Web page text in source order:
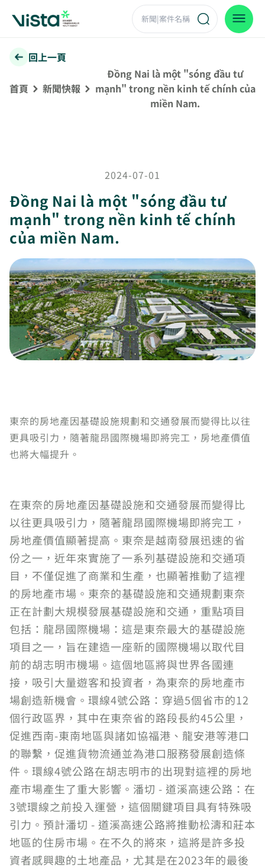
回上一頁
首頁 新聞快報
Đồng Nai là một "sóng đầu tư
mạnh" trong nền kinh tế chính của
miền Nam.
2024-07-01
Đồng Nai là một "sóng đầu tư
mạnh" trong nền kinh tế chính
của miền Nam.
東奈的房地產因基礎設施規劃和交通發展而變得比以往
更具吸引力，隨著龍昂國際機場即將完工，房地產價值
也將大幅提升。
在東奈的房地產因基礎設施和交通發展而變得比
以往更具吸引力，隨著龍昂國際機場即將完工，
房地產價值顯著提高。東奈是越南發展迅速的省
份之一，近年來實施了一系列基礎設施和交通項
目，不僅促進了商業和生產，也顯著推動了這裡
的房地產市場。東奈的基礎設施和交通規劃東奈
正在計劃大規模發展基礎設施和交通，重點項目
包括：龍昂國際機場：這是東奈最大的基礎設施
項目之一，旨在建造一座新的國際機場以取代目
前的胡志明市機場。這個地區將與世界各國連
接，吸引大量遊客和投資者，為東奈的房地產市
場創造新機會。環線4號公路：穿過5個省市的12
個行政區界，其中在東奈省的路段長約45公里，
促進西南-東南地區與諸如協福港、龍安港等港口
的聯繫，促進貨物流通並為港口服務發展創造條
件。環線4號公路在胡志明市的出現對這裡的房地
產市場產生了重大影響。潘切 - 道溪高速公路：在
3號環線之前投入運營，這個關鍵項目具有特殊吸
引力。預計潘切 - 道溪高速公路將推動松濤和莊本
地區的住房市場。在不久的將來，這將是許多投
資者感興趣的土地產品，尤其是在2023年的最後